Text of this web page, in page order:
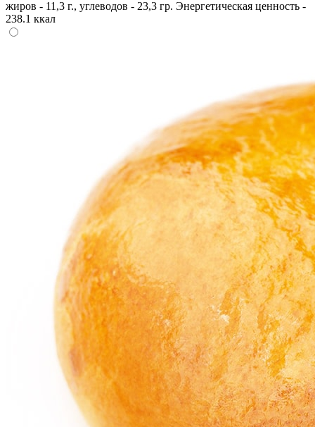
жиров - 11,3 г., углеводов - 23,3 гр. Энергетическая ценность -
238.1 ккал